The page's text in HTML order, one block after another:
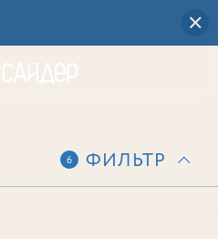
6 ФИЛЬТР